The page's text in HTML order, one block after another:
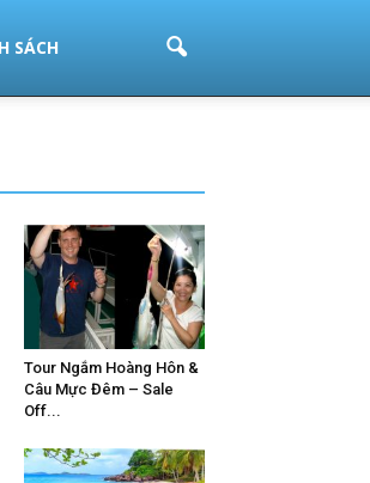
SÁCH
Tour Ngắm Hoàng Hôn &
Câu Mực Đêm – Sale
Off...